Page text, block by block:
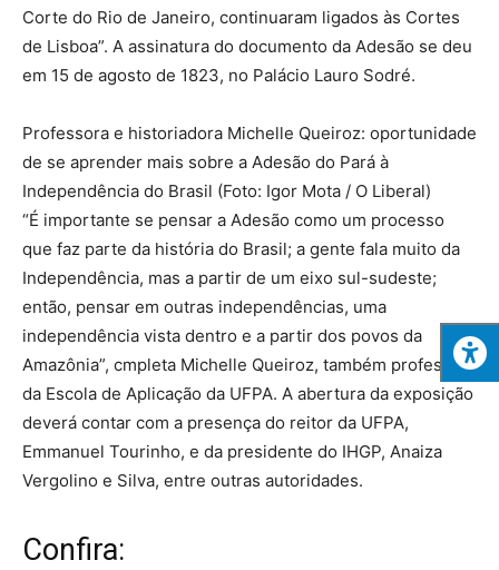
Corte do Rio de Janeiro, continuaram ligados às Cortes
de Lisboa”. A assinatura do documento da Adesão se deu
em 15 de agosto de 1823, no Palácio Lauro Sodré.
Professora e historiadora Michelle Queiroz: oportunidade
de se aprender mais sobre a Adesão do Pará à
Independência do Brasil (Foto: Igor Mota / O Liberal)
“É importante se pensar a Adesão como um processo
que faz parte da história do Brasil; a gente fala muito da
Independência, mas a partir de um eixo sul-sudeste;
então, pensar em outras independências, uma
independência vista dentro e a partir dos povos da
Amazônia”, cmpleta Michelle Queiroz, também professora
da Escola de Aplicação da UFPA. A abertura da exposição
deverá contar com a presença do reitor da UFPA,
Emmanuel Tourinho, e da presidente do IHGP, Anaiza
Vergolino e Silva, entre outras autoridades.
Confira: